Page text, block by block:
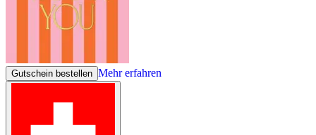
Gutschein bestellen Mehr erfahren